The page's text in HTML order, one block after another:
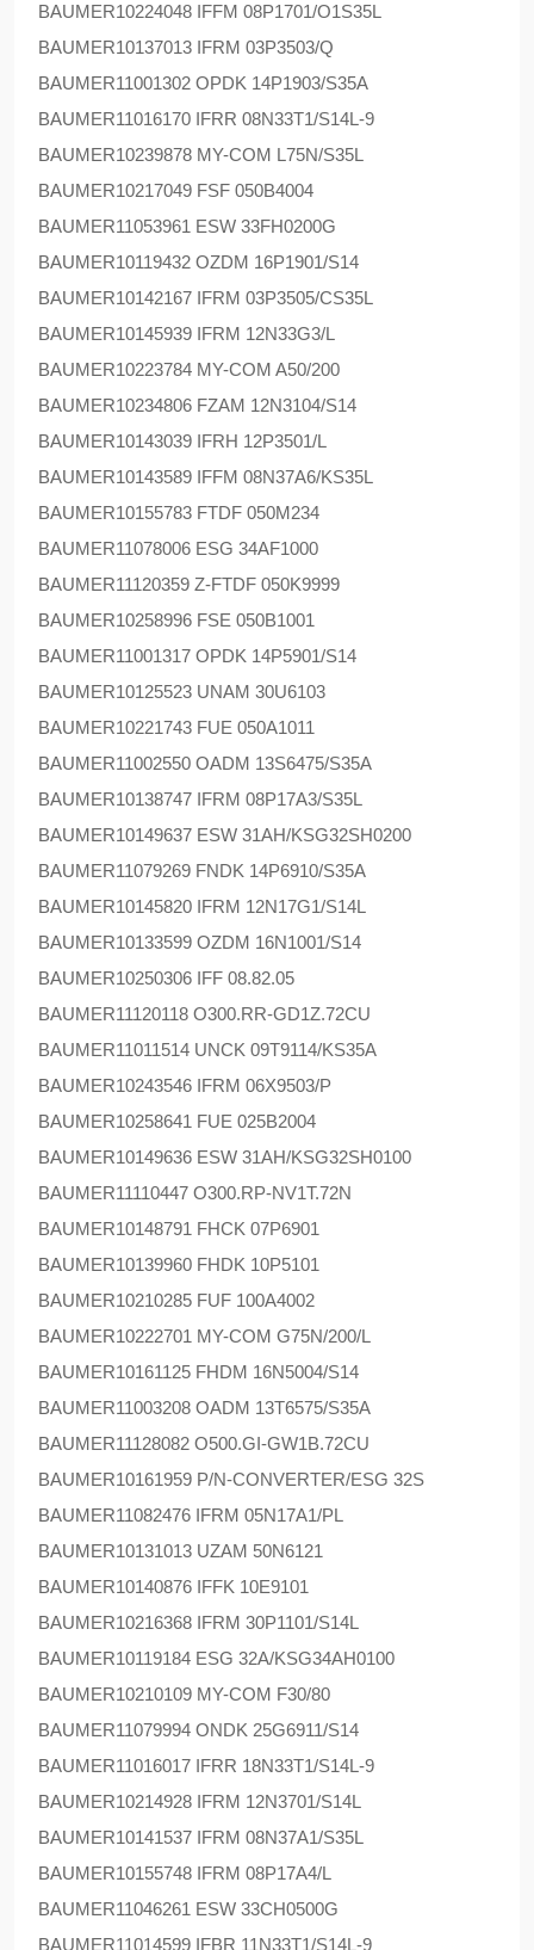
BAUMER10224048 IFFM 08P1701/O1S35L
BAUMER10137013 IFRM 03P3503/Q
BAUMER11001302 OPDK 14P1903/S35A
BAUMER11016170 IFRR 08N33T1/S14L-9
BAUMER10239878 MY-COM L75N/S35L
BAUMER10217049 FSF 050B4004
BAUMER11053961 ESW 33FH0200G
BAUMER10119432 OZDM 16P1901/S14
BAUMER10142167 IFRM 03P3505/CS35L
BAUMER10145939 IFRM 12N33G3/L
BAUMER10223784 MY-COM A50/200
BAUMER10234806 FZAM 12N3104/S14
BAUMER10143039 IFRH 12P3501/L
BAUMER10143589 IFFM 08N37A6/KS35L
BAUMER10155783 FTDF 050M234
BAUMER11078006 ESG 34AF1000
BAUMER11120359 Z-FTDF 050K9999
BAUMER10258996 FSE 050B1001
BAUMER11001317 OPDK 14P5901/S14
BAUMER10125523 UNAM 30U6103
BAUMER10221743 FUE 050A1011
BAUMER11002550 OADM 13S6475/S35A
BAUMER10138747 IFRM 08P17A3/S35L
BAUMER10149637 ESW 31AH/KSG32SH0200
BAUMER11079269 FNDK 14P6910/S35A
BAUMER10145820 IFRM 12N17G1/S14L
BAUMER10133599 OZDM 16N1001/S14
BAUMER10250306 IFF 08.82.05
BAUMER11120118 O300.RR-GD1Z.72CU
BAUMER11011514 UNCK 09T9114/KS35A
BAUMER10243546 IFRM 06X9503/P
BAUMER10258641 FUE 025B2004
BAUMER10149636 ESW 31AH/KSG32SH0100
BAUMER11110447 O300.RP-NV1T.72N
BAUMER10148791 FHCK 07P6901
BAUMER10139960 FHDK 10P5101
BAUMER10210285 FUF 100A4002
BAUMER10222701 MY-COM G75N/200/L
BAUMER10161125 FHDM 16N5004/S14
BAUMER11003208 OADM 13T6575/S35A
BAUMER11128082 O500.GI-GW1B.72CU
BAUMER10161959 P/N-CONVERTER/ESG 32S
BAUMER11082476 IFRM 05N17A1/PL
BAUMER10131013 UZAM 50N6121
BAUMER10140876 IFFK 10E9101
BAUMER10216368 IFRM 30P1101/S14L
BAUMER10119184 ESG 32A/KSG34AH0100
BAUMER10210109 MY-COM F30/80
BAUMER11079994 ONDK 25G6911/S14
BAUMER11016017 IFRR 18N33T1/S14L-9
BAUMER10214928 IFRM 12N3701/S14L
BAUMER10141537 IFRM 08N37A1/S35L
BAUMER10155748 IFRM 08P17A4/L
BAUMER11046261 ESW 33CH0500G
BAUMER11014599 IFBR 11N33T1/S14L-9